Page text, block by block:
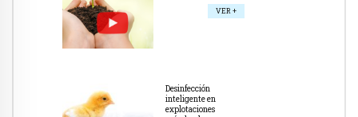
VER +
Desinfección
inteligente en
explotaciones